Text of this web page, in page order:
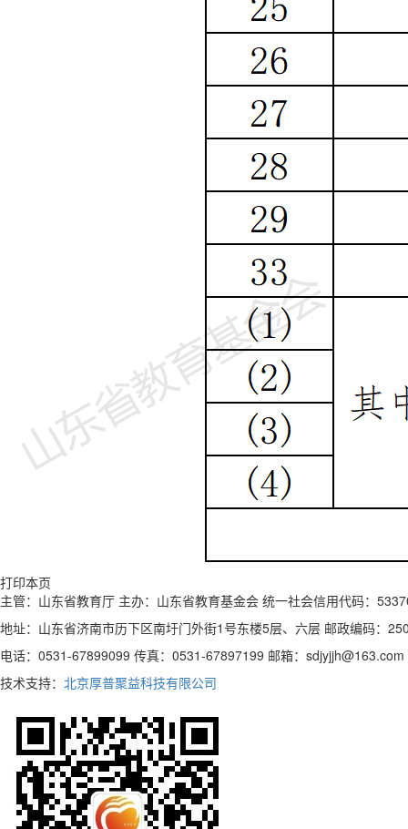
打印本页
主管：山东省教育厅 主办：山东省教育基金会 统一社会信用代码：
地址：山东省济南市历下区南圩门外街1号东楼5层、六层 邮政编码：
电话：0531-67899099 传真：0531-67897199 邮箱：sdjyjjh@163.com
技术支持： 北京厚普聚益科技有限公司